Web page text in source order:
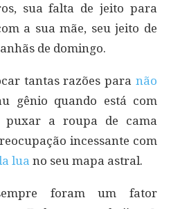
sua falta de jeito para
a sua mãe, seu jeito de
de domingo.
tantas razões para não
gênio quando está com
puxar a roupa de cama
incessante com
lua no seu mapa astral.
foram um fator